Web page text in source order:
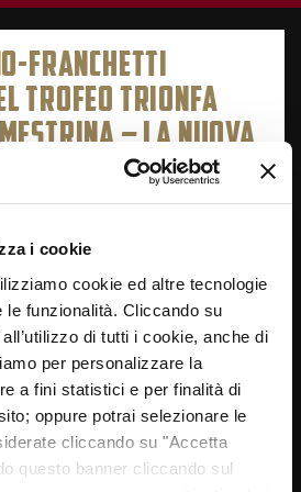
i cookie
cookie ed altre tecnologie
funzionalità. Cliccando su
di tutti i cookie, anche di
per personalizzare la
a fini statistici e per finalità di
oppure potrai selezionare le
cliccando su "Accetta
questo banner cliccando sul
FRANCHETTI
TROFEO TRIONFA
– LA NUOVA